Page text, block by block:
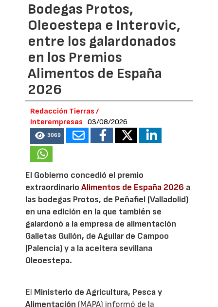
Bodegas Protos,
Oleoestepa e Interovic,
entre los galardonados
en los Premios
Alimentos de España
2026
Redacción Tierras /
Interempresas
03/08/2026
3069
El Gobierno concedió el premio
extraordinarioAlimentos de España 2026 a
las bodegas Protos, de Peñafiel (Valladolid)
en una edición en la que también se
galardonó a la empresa de alimentación
Galletas Gullón, de Aguilar de Campoo
(Palencia) y a la aceitera sevillana
Oleoestepa.
El Ministerio de Agricultura, Pesca y
Alimentación (MAPA) informó de la